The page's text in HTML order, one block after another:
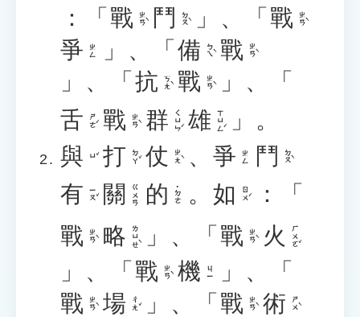
：「 戰 ㄓㄢˋ 鬥 ㄉㄡˋ 」、「 戰 ㄓㄢˋ
爭 ㄓㄥ 」、「 備 ㄅㄟˋ 戰 ㄓㄢˋ
」、「 抗 ㄎㄤˋ 戰 ㄓㄢˋ
」、「
舌 ㄕㄜˊ 戰 ㄓㄢˋ 群 ㄑㄩㄣˊ 雄 ㄒㄩㄥˊ
」。
與
ㄩˇ 打 ㄉㄚˇ 仗 ㄓㄤˋ 、 爭 ㄓㄥ 鬥 ㄉㄡˋ
有 ㄧㄡˇ 關 ㄍㄨㄢ 的 ˙ㄉㄜ 。 如 ㄖㄨˊ
：「
戰 ㄓㄢˋ 略 ㄌㄩㄝˋ 」、「 戰 ㄓㄢˋ 火 ㄏㄨㄛˇ
」、「 戰 ㄓㄢˋ 機 ㄐㄧ
」、「
戰 ㄓㄢˋ 場 ㄔㄤˇ 」、「 戰 ㄓㄢˋ 術 ㄕㄨˋ